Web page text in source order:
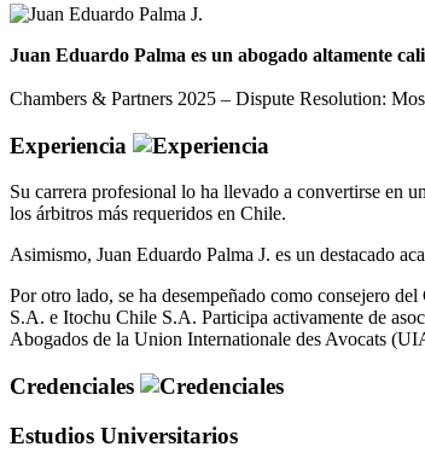
Juan Eduardo Palma es un abogado altamente
Chambers & Partners 2025 – Dispute Resolution:
Experiencia
Su carrera profesional lo ha llevado a convertirse en
los árbitros más requeridos en Chile.
Asimismo, Juan Eduardo Palma J. es un destacado
Por otro lado, se ha desempeñado como consejero
S.A. e Itochu Chile S.A. Participa activamente de
Abogados de la Union Internationale des Avocats
Credenciales
Estudios Universitarios